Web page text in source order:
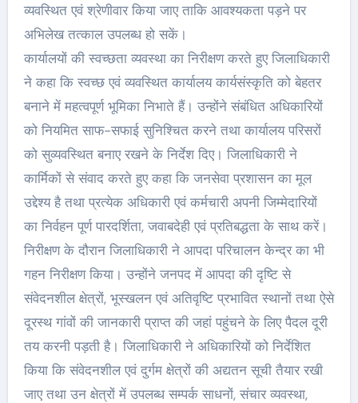
व्यवस्थित एवं श्रेणीवार किया जाए ताकि आवश्यकता पड़ने पर
अभिलेख तत्काल उपलब्ध हो सकें।
कार्यालयों की स्वच्छता व्यवस्था का निरीक्षण करते हुए जिलाधिकारी
ने कहा कि स्वच्छ एवं व्यवस्थित कार्यालय कार्यसंस्कृति को बेहतर
बनाने में महत्वपूर्ण भूमिका निभाते हैं। उन्होंने संबंधित अधिकारियों
को नियमित साफ-सफाई सुनिश्चित करने तथा कार्यालय परिसरों
को सुव्यवस्थित बनाए रखने के निर्देश दिए। जिलाधिकारी ने
कार्मिकों से संवाद करते हुए कहा कि जनसेवा प्रशासन का मूल
उद्देश्य है तथा प्रत्येक अधिकारी एवं कर्मचारी अपनी जिम्मेदारियों
का निर्वहन पूर्ण पारदर्शिता, जवाबदेही एवं प्रतिबद्धता के साथ करें।
निरीक्षण के दौरान जिलाधिकारी ने आपदा परिचालन केन्द्र का भी
गहन निरीक्षण किया। उन्होंने जनपद में आपदा की दृष्टि से
संवेदनशील क्षेत्रों, भूस्खलन एवं अतिवृष्टि प्रभावित स्थानों तथा ऐसे
दूरस्थ गांवों की जानकारी प्राप्त की जहां पहुंचने के लिए पैदल दूरी
तय करनी पड़ती है। जिलाधिकारी ने अधिकारियों को निर्देशित
किया कि संवेदनशील एवं दुर्गम क्षेत्रों की अद्यतन सूची तैयार रखी
जाए तथा उन क्षेत्रों में उपलब्ध सम्पर्क साधनों, संचार व्यवस्था,